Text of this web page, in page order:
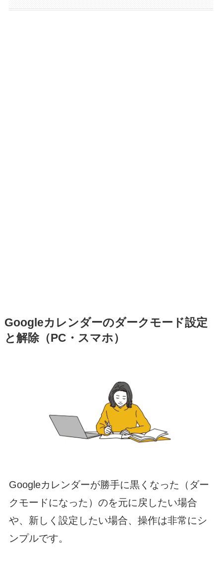
Googleカレンダーのダークモード設定
と解除（PC・スマホ）
Googleカレンダーが勝手に黒くなった（ダー
クモードになった）のを元に戻したい場合
や、新しく設定したい場合、操作は非常にシ
ンプルです。